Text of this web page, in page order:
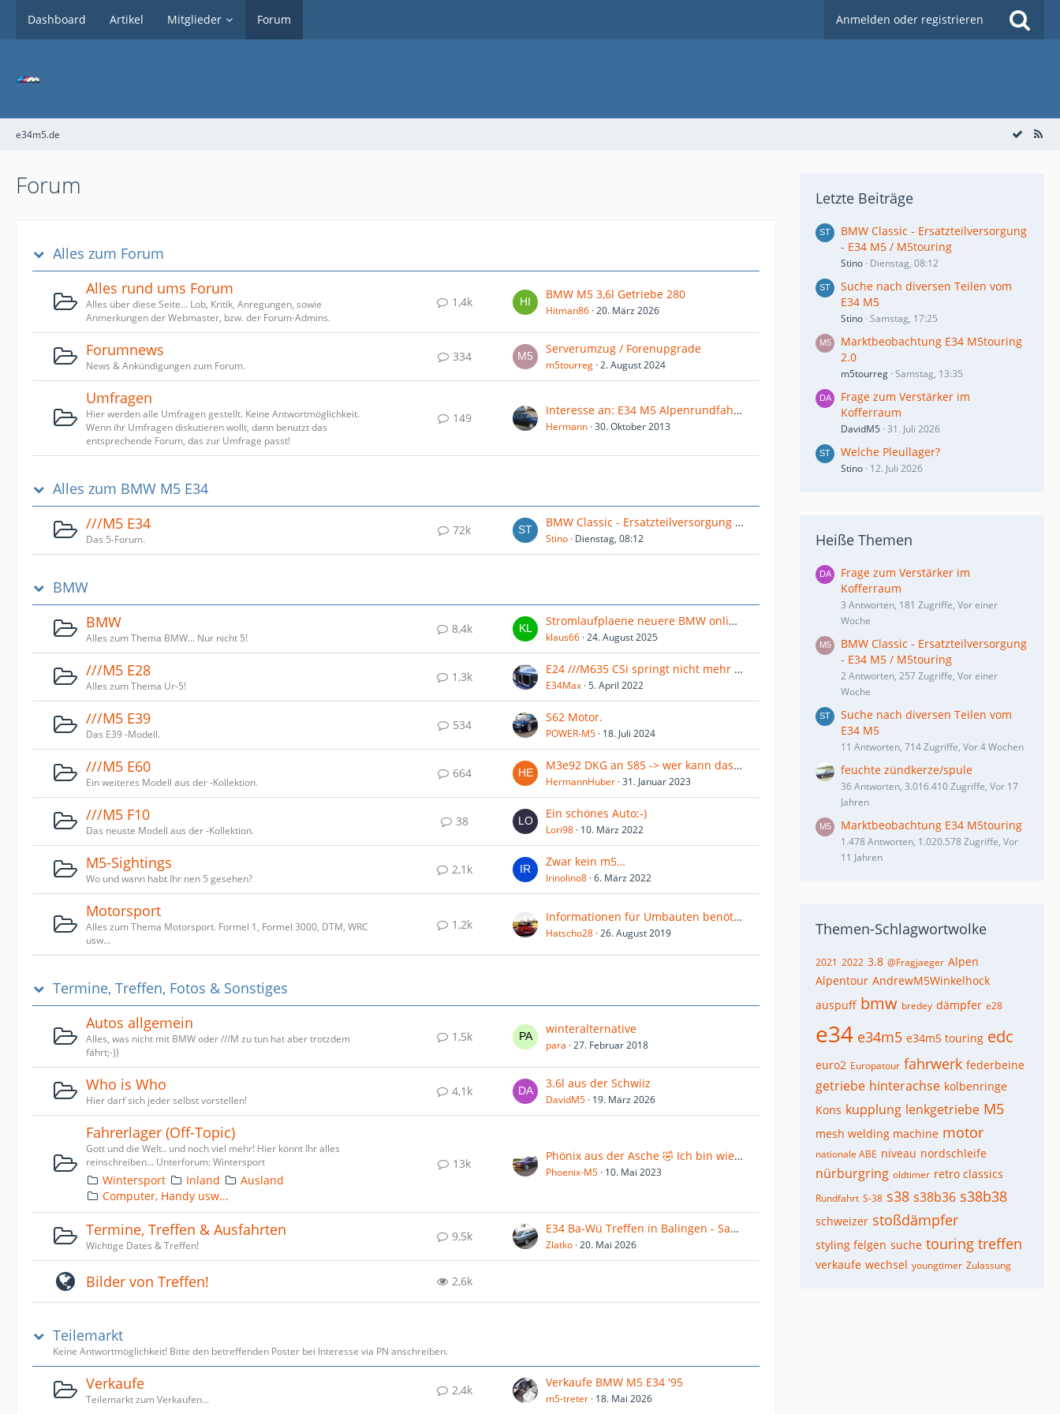
Dashboard Artikel Mitglieder Forum Anmelden oder registrieren
e34m5.de
Forum
Alles zum Forum
Alles rund ums Forum
Alles über diese Seite... Lob, Kritik, Anregungen, sowie
Anmerkungen der Webmaster, bzw. der Forum-Admins.
1,4k
BMW M5 3,6l Getriebe 280
Hitman86 20. März 2026
Forumnews
News & Ankündigungen zum Forum.
334
Serverumzug / Forenupgrade
m5tourreg 2. August 2024
Umfragen
Hier werden alle Umfragen gestellt. Keine Antwortmöglichkeit.
Wenn ihr Umfragen diskutieren wollt, dann benutzt das
entsprechende Forum, das zur Umfrage passt!
149
Interesse an: E34 M5 Alpenrundfahrt 2014 (4-5 Tage zw. Sa 20.09. und So 05.10.2014)
Hermann 30. Oktober 2013
Alles zum BMW M5 E34
///M5 E34
Das 5-Forum.
72k
BMW Classic - Ersatzteilversorgung - E34 M5 / M5touring
Stino Dienstag, 08:12
BMW
BMW
Alles zum Thema BMW... Nur nicht 5!
8,4k
Stromlaufplaene neuere BMW online, WDS
klaus66 24. August 2025
///M5 E28
Alles zum Thema Ur-5!
1,3k
E24 ///M635 CSi springt nicht mehr an
E34Max 5. April 2022
///M5 E39
Das E39 -Modell.
534
S62 Motor.
POWER-M5 18. Juli 2024
///M5 E60
Ein weiteres Modell aus der -Kollektion.
664
M3e92 DKG an S85 -> wer kann das Programmieren?
HermannHuber 31. Januar 2023
///M5 F10
Das neuste Modell aus der -Kollektion.
38
Ein schönes Auto;-)
Lori98 10. März 2022
M5-Sightings
Wo und wann habt Ihr nen 5 gesehen?
2,1k
Zwar kein m5…
Irinolino8 6. März 2022
Motorsport
Alles zum Thema Motorsport. Formel 1, Formel 3000, DTM, WRC
usw...
1,2k
Informationen für Umbauten benötigt (Klima, Luftpumpe, E-Lüfter)
Hatscho28 26. August 2019
Termine, Treffen, Fotos & Sonstiges
Autos allgemein
Alles, was nicht mit BMW oder ///M zu tun hat aber trotzdem
fährt;-))
1,5k
winteralternative
para 27. Februar 2018
Who is Who
Hier darf sich jeder selbst vorstellen!
4,1k
3.6l aus der Schwiiz
DavidM5 19. März 2026
Fahrerlager (Off-Topic)
Gott und die Welt.. und noch viel mehr! Hier könnt Ihr alles
reinschreiben... Unterforum: Wintersport
Wintersport Inland
Ausland
Computer, Handy usw...
13k
Phönix aus der Asche 🤣 Ich bin wieder zurück
Phoenix-M5 10. Mai 2023
Termine, Treffen & Ausfahrten
Wichtige Dates & Treffen!
9,5k
E34 Ba-Wü Treffen in Balingen - Samstag 06.06.2026
Zlatko 20. Mai 2026
Bilder von Treffen! 2,6k
Teilemarkt
Keine Antwortmöglichkeit! Bitte den betreffenden Poster bei Interesse via PN anschreiben.
Verkaufe
Teilemarkt zum Verkaufen...
2,4k
Verkaufe BMW M5 E34 '95
m5-treter 18. Mai 2026
Letzte Beiträge
BMW Classic - Ersatzteilversorgung
- E34 M5 / M5touring
Stino Dienstag, 08:12
Suche nach diversen Teilen vom
E34 M5
Stino Samstag, 17:25
Marktbeobachtung E34 M5touring
2.0
m5tourreg Samstag, 13:35
Frage zum Verstärker im
Kofferraum
DavidM5 31. Juli 2026
Welche Pleullager?
Stino 12. Juli 2026
Heiße Themen
Frage zum Verstärker im
Kofferraum
3 Antworten, 181 Zugriffe, Vor einer
Woche
BMW Classic - Ersatzteilversorgung
- E34 M5 / M5touring
2 Antworten, 257 Zugriffe, Vor einer
Woche
Suche nach diversen Teilen vom
E34 M5
11 Antworten, 714 Zugriffe, Vor 4 Wochen
feuchte zündkerze/spule
36 Antworten, 3.016.410 Zugriffe, Vor 17
Jahren
Marktbeobachtung E34 M5touring
1.478 Antworten, 1.020.578 Zugriffe, Vor
11 Jahren
Themen-Schlagwortwolke
2021 2022 3.8 @Fragjaeger Alpen
Alpentour AndrewM5Winkelhock
auspuff bmw bredey dämpfer e28
e34 e34m5 e34m5 touring edc
euro2 Europatour fahrwerk federbeine
getriebe hinterachse kolbenringe
Kons kupplung lenkgetriebe M5
mesh welding machine motor
nationale ABE niveau nordschleife
nürburgring oldtimer retro classics
Rundfahrt S-38 s38 s38b36 s38b38
schweizer stoßdämpfer
styling felgen suche touring treffen
verkaufe wechsel youngtimer Zulassung